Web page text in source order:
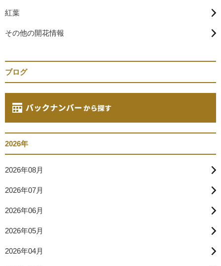
紅葉
その他の開花情報
ブログ
2026年
2026年08月
2026年07月
2026年06月
2026年05月
2026年04月